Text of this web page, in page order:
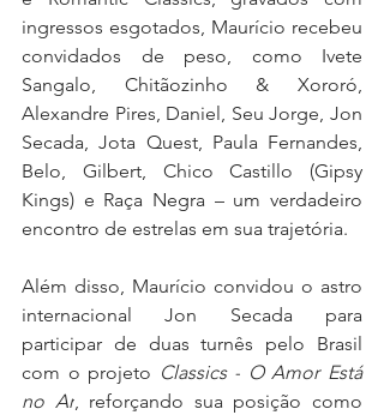
ingressos esgotados, Maurício recebeu
convidados de peso, como Ivete
Sangalo, Chitãozinho & Xororó,
Alexandre Pires, Daniel, Seu Jorge, Jon
Secada, Jota Quest, Paula Fernandes,
Belo, Gilbert, Chico Castillo (Gipsy
Kings) e Raça Negra – um verdadeiro
encontro de estrelas em sua trajetória.
Além disso, Maurício convidou o astro
internacional Jon Secada para
participar de duas turnês pelo Brasil
com o projeto Classics - O Amor Está
no Ar, reforçando sua posição como